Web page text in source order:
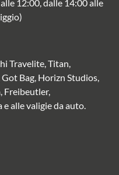
12:00, dalle 14:00 alle
Travelite, Titan,
Bag, Horizn Studios,
Freibeutler,
alle valigie da auto.